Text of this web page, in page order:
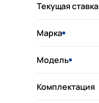
Текущая ставка
Марка
Модель
Комплектация